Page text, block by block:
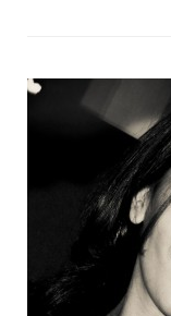
Chi siamo
Dicono di Noi
Rassegna Stampa
Generi
Case editrici